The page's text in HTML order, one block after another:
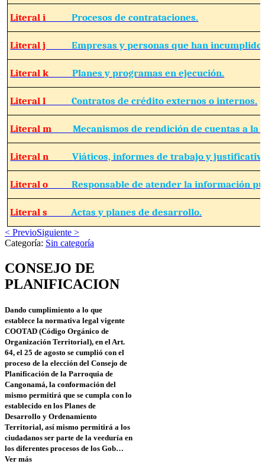
Literal iProcesos de contrataciones.
Literal jEmpresas y personas que han
Literal kPlanes y programas en ejecución.
Literal lContratos de crédito externos o internos.
Literal mMecanismos de rendición de cuentas a la
Literal nViáticos, informes de trabajo y
Literal oResponsable de atender la información
Literal s Actas y planes de desarrollo.
< PrevioSiguiente >
Categoría: Sin categoría
CONSEJO DE
PLANIFICACION
Dando cumplimiento a lo que
establece la normativa legal vigente
COOTAD (Código Orgánico de
Organización Territorial), en el Art.
64, el 25 de agosto se cumplió con el
proceso de la elección del Consejo de
Planificación de la Parroquia de
Cangonamá, la conformación del
mismo permitirá que se cumpla con lo
establecido en los Planes de
Desarrollo y Ordenamiento
Territorial, así mismo permitirá a los
ciudadanos ser parte de la veeduría en
los diferentes procesos de los Gob…
Ver más